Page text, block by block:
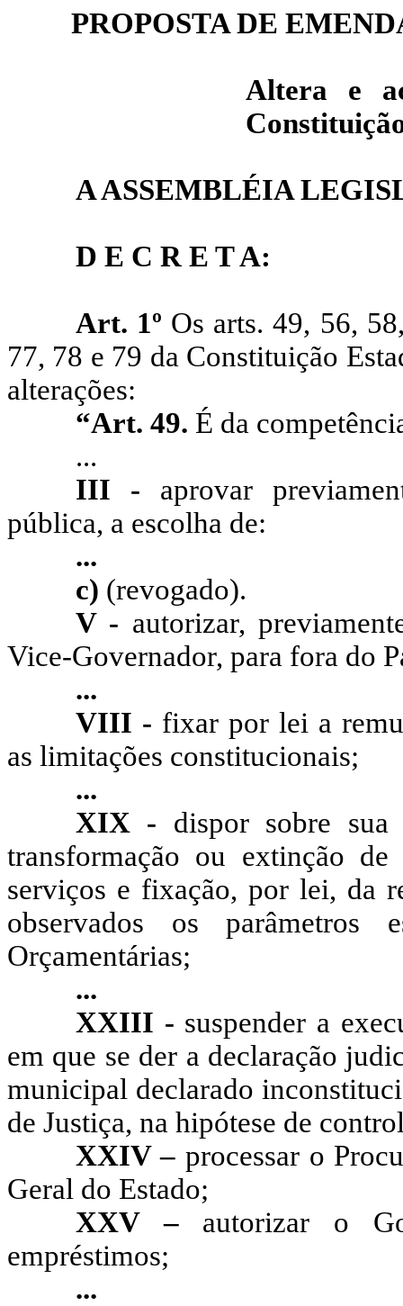
PROPOSTA DE
Altera e
A ASSEMBLÉIA
D E C R E T A:
Art. 1º Os arts. 49, 56,
77, 78 e 79 da Constituição
alterações:
“Art. 49. É da
...
III - aprovar
pública, a escolha de:
...
c) (revogado).
V - autorizar,
Vice-Governador, para fora do
...
VIII - fixar por lei a
as limitações constitucionais;
...
XIX - dispor sobre sua
transformação ou extinção
serviços e fixação, por lei, da
observados os parâmetros
Orçamentárias;
...
XXIII - suspender a
em que se der a declaração
municipal declarado
de Justiça, na hipótese de
XXIV – processar o
Geral do Estado;
XXV –autorizar o
empréstimos;
...